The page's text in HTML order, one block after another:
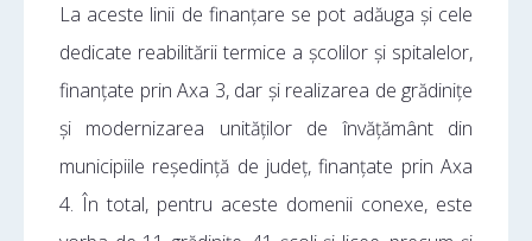
La aceste linii de finanțare se pot adăuga și cele
dedicate reabilitării termice a școlilor și spitalelor,
finanțate prin Axa 3, dar și realizarea de grădinițe
și modernizarea unităților de învățământ din
municipiile reședință de județ, finanțate prin Axa
4. În total, pentru aceste domenii conexe, este